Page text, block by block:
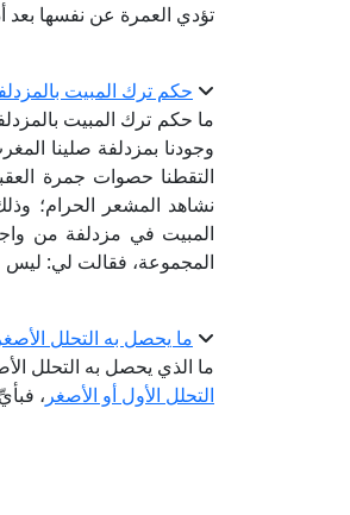
تؤدي العمرة عن نفسها بعد
حكم ترك المبيت
ما حكم ترك المبيت
وجودنا بمزدلفة صلينا
التقطنا حصوات جمرة
نشاهد المشعر الحرام؛
المبيت في مزدلفة من
المجموعة، فقالت لي: ليس
ما يحصل به التحلل
ما الذي يحصل به التحلل
التحلل الأول أو الأصغر ،